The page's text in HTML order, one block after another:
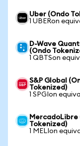
Uber (Ondo
1 UBERon
D-Wave
(Ondo
1 QBTSon
S&P Global
Tokenized)
1 SPGIon
MercadoLibre
Tokenized)
1 MELIon